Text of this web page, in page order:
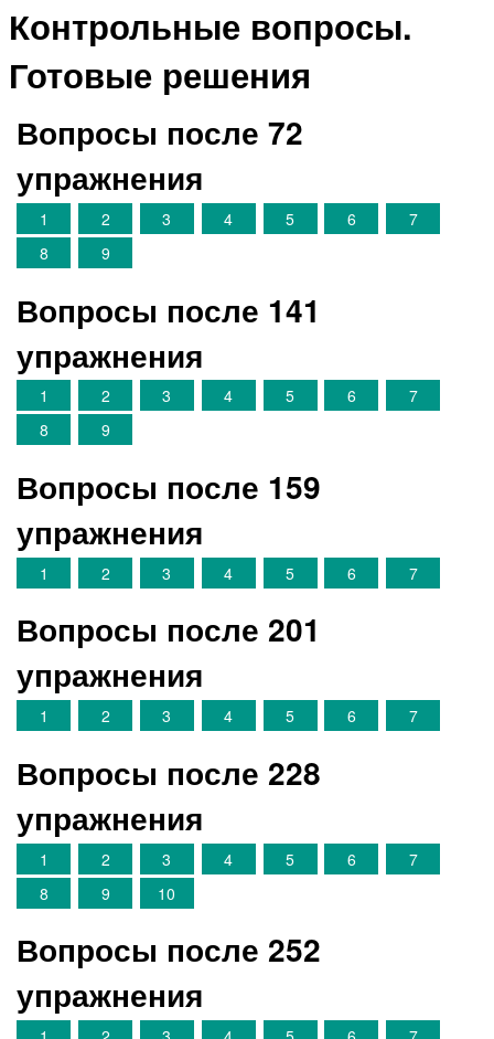
Контрольные вопросы.
Готовые решения
Вопросы после 72
упражнения
1 2 3 4 5 6
7
8
9
Вопросы после 141
упражнения
1 2 3 4 5 6
7
8
9
Вопросы после 159
упражнения
1 2 3 4 5 6 7
Вопросы после 201
упражнения
1 2 3 4 5 6 7
Вопросы после 228
упражнения
1 2 3 4 5 6
7
8
9 10
Вопросы после 252
упражнения